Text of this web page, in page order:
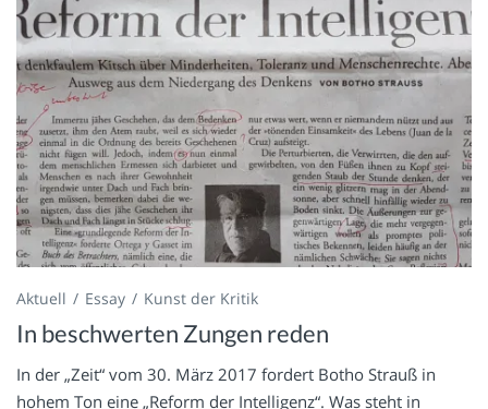
Aktuell Essay Kunst der Kritik
In beschwerten Zungen reden
In der „Zeit“ vom 30. März 2017 fordert Botho Strauß in
hohem Ton eine „Reform der Intelligenz“. Was steht in